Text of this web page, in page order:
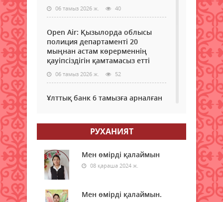
06 тамыз 2026 ж. 40
Open Air: Қызылорда облысы
полиция департаменті 20
мыңнан астам көрерменнің
қауіпсіздігін қамтамасыз етті
06 тамыз 2026 ж. 52
Ұлттық банк 6 тамызға арналған
бірнеше өңірінде ауа райына
байланысты ескерту жасалды
06 тамыз 2026 ж.
РУХАНИЯТ
Мен өмірді қалаймын
08 қараша 2024 ж.
Мен өмірді қалаймын.